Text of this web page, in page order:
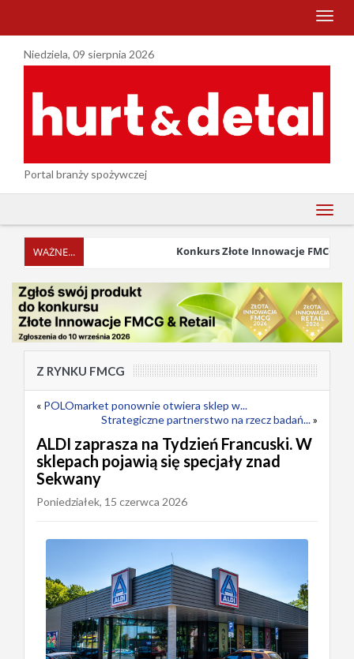
menu
Niedziela, 09 sierpnia 2026
Portal branży spożywczej
menu
Konkurs Złote Innowacje FMCG &
Z RYNKU FMCG
« POLOmarket ponownie otwiera sklep w...
Strategiczne partnerstwo na rzecz badań...»
ALDI zaprasza na Tydzień Francuski. W
sklepach pojawią się specjały znad
Sekwany
Poniedziałek, 15 czerwca 2026